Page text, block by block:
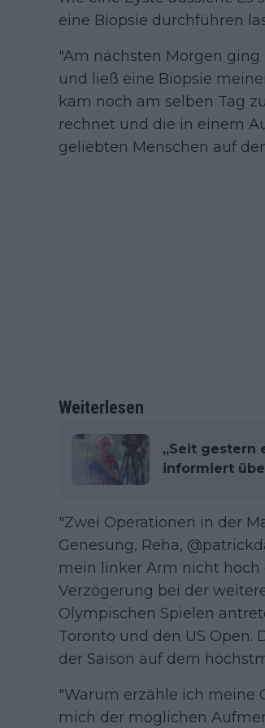
eine Biopsie durchführen
"Am nächsten Morgen
und ließ eine Biopsie
kam noch am selben Tag
rechnet und die in einem
geliebten Menschen auf
Weiterlesen
„Seit gestern
informiert
"Zwei Operationen in der
Genesung, Reha,
mein linker Arm nicht
Verzögerung bei der
Olympischen Spielen
Toronto und den US Open.
der Saison auf dem
"Warum erzähle ich meine
mich der möglichen